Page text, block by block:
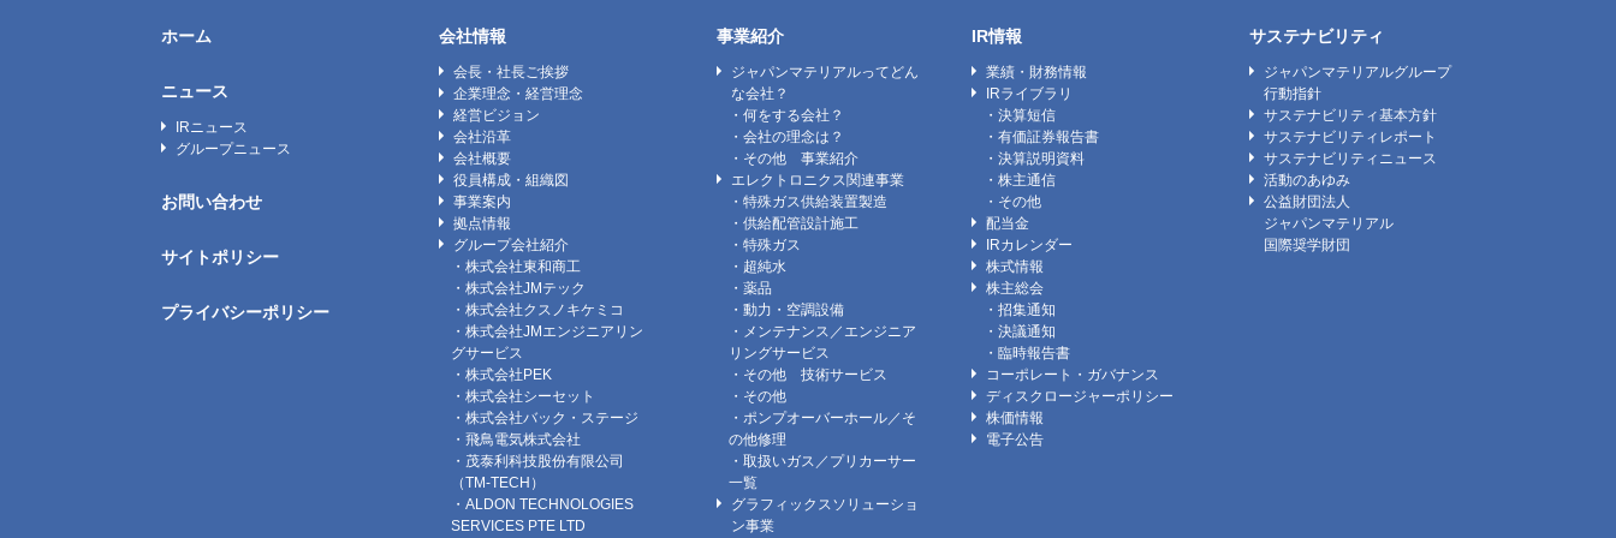
ホーム
ニュース
IRニュース
グループニュース
お問い合わせ
サイトポリシー
プライバシーポリシー
会社情報
会長・社長ご挨拶
企業理念・経営理念
経営ビジョン
会社沿革
会社概要
役員構成・組織図
事業案内
拠点情報
グループ会社紹介
・株式会社東和商工
・株式会社JMテック
・株式会社クスノキケミコ
・株式会社JMエンジニアリン
グサービス
・株式会社PEK
・株式会社シーセット
・株式会社バック・ステージ
・飛鳥電気株式会社
・茂泰利科技股份有限公司
（TM-TECH）
・ALDON TECHNOLOGIES
SERVICES PTE LTD
事業紹介
ジャパンマテリアルってどん
な会社？
・何をする会社？
・会社の理念は？
・その他 事業紹介
エレクトロニクス関連事業
・特殊ガス供給装置製造
・供給配管設計施工
・特殊ガス
・超純水
・薬品
・動力・空調設備
・メンテナンス／エンジニア
リングサービス
・その他 技術サービス
・その他
・ポンプオーバーホール／そ
の他修理
・取扱いガス／プリカーサー
一覧
グラフィックスソリューショ
ン事業
IR情報
業績・財務情報
IRライブラリ
・決算短信
・有価証券報告書
・決算説明資料
・株主通信
・その他
配当金
IRカレンダー
株式情報
株主総会
・招集通知
・決議通知
・臨時報告書
コーポレート・ガバナンス
ディスクロージャーポリシー
株価情報
電子公告
サステナビリティ
ジャパンマテリアルグループ
行動指針
サステナビリティ基本方針
サステナビリティレポート
サステナビリティニュース
活動のあゆみ
公益財団法人
ジャパンマテリアル
国際奨学財団